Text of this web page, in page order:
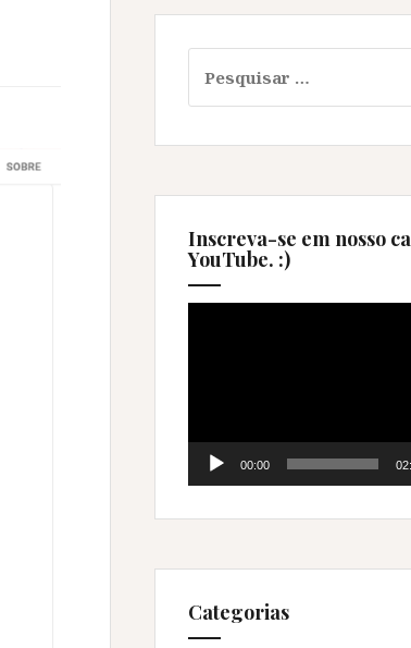
por:
Inscreva-se em nosso
YouTube. :)
00:00
Categorias